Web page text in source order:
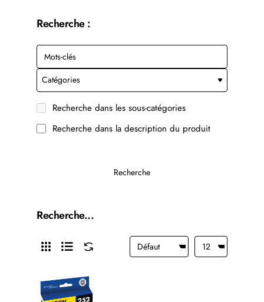
Recherche :
Recherche dans les sous-catégories
Recherche dans la description du produit
Recherche
Recherche...